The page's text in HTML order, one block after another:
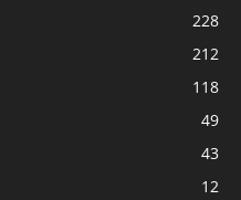
228
212
118
49
43
12